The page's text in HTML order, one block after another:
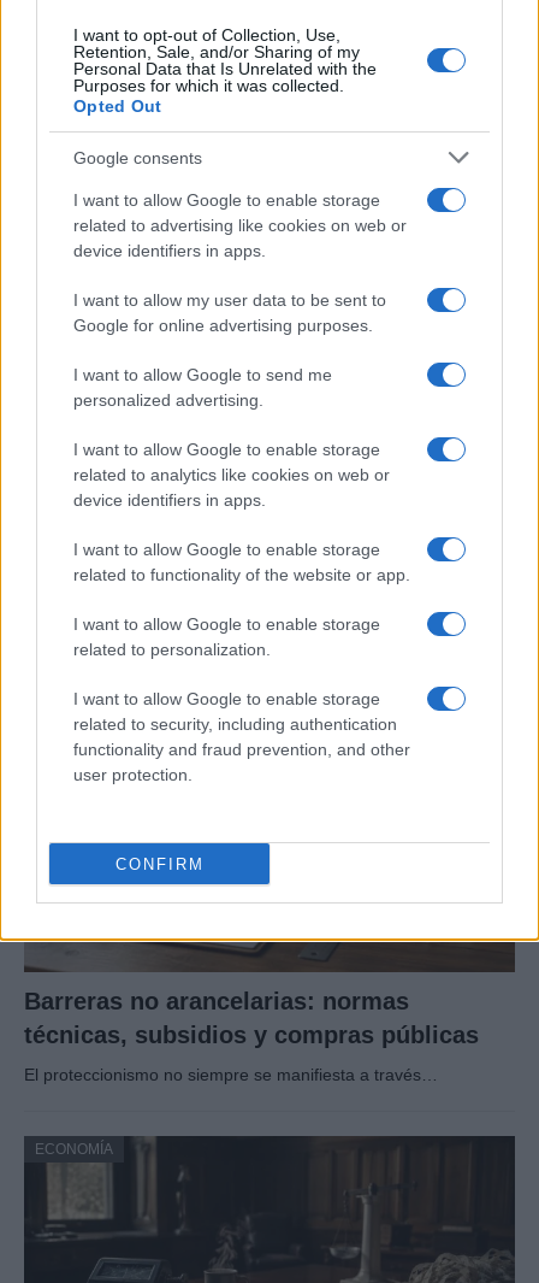
I want to opt-out of Collection, Use,
Retention, Sale, and/or Sharing of my
Personal Data that Is Unrelated with the
Purposes for which it was collected.
Opted Out
Google consents
I want to allow Google to enable storage
related to advertising like cookies on web or
device identifiers in apps.
I want to allow my user data to be sent to
Google for online advertising purposes.
I want to allow Google to send me
personalized advertising.
I want to allow Google to enable storage
related to analytics like cookies on web or
device identifiers in apps.
I want to allow Google to enable storage
related to functionality of the website or app.
I want to allow Google to enable storage
related to personalization.
I want to allow Google to enable storage
related to security, including authentication
functionality and fraud prevention, and other
user protection.
CONFIRM
Cómo medir la productividad por hora
trabajada y por trabajador
Explora la productividad desde diferentes ángulos y su…
ECONOMÍA
10,1% en junio, por encima de la media de
España registra una tasa de desempleo del 10,1%…
ECONOMÍA
Barreras no arancelarias: normas
técnicas, subsidios y compras públicas
El proteccionismo no siempre se manifiesta a través…
ECONOMÍA